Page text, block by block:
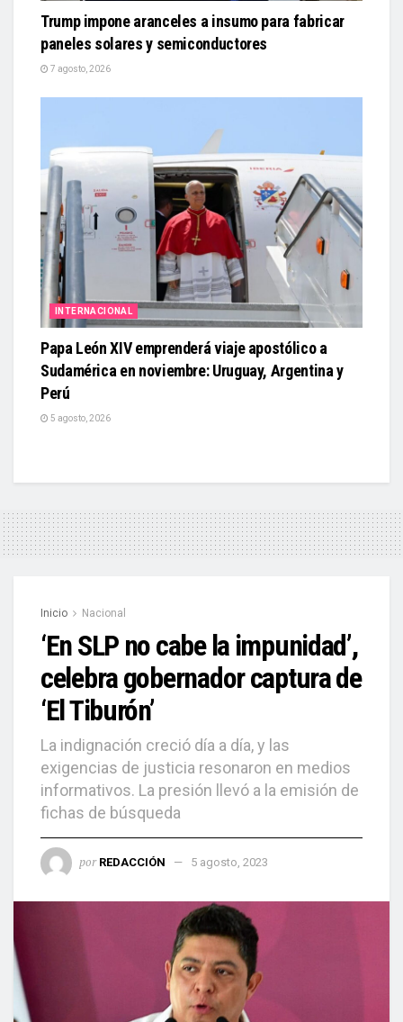
Trump impone aranceles a insumo para fabricar
paneles solares y semiconductores
7 agosto, 2026
INTERNACIONAL
Papa León XIV emprenderá viaje apostólico a
Sudamérica en noviembre: Uruguay, Argentina y
Perú
5 agosto, 2026
Inicio Nacional
‘En SLP no cabe la impunidad’,
celebra gobernador captura de
‘El Tiburón’
La indignación creció día a día, y las
exigencias de justicia resonaron en medios
informativos. La presión llevó a la emisión de
fichas de búsqueda
por REDACCIÓN 5 agosto, 2023